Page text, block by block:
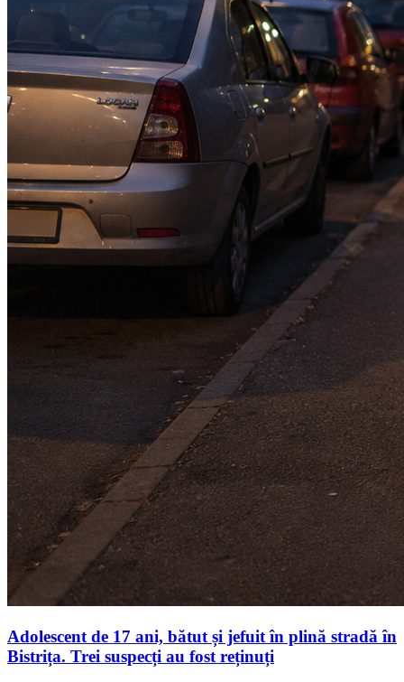
Adolescent de 17 ani, bătut și jefuit în plină stradă în
Bistrița. Trei suspecți au fost reținuți